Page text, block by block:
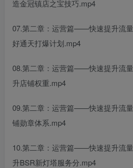
造金冠镇店之宝技巧.mp4
07.第二章：运营篇——快速提升流
好通天打爆计划.mp4
08.第二章：运营篇——快速提升流
升店铺权重.mp4
09.第二章：运营篇——快速提升流
铺勋章体系.mp4
10.第二章：运营篇——快速提升流
升BSR新灯塔服务分.mp4